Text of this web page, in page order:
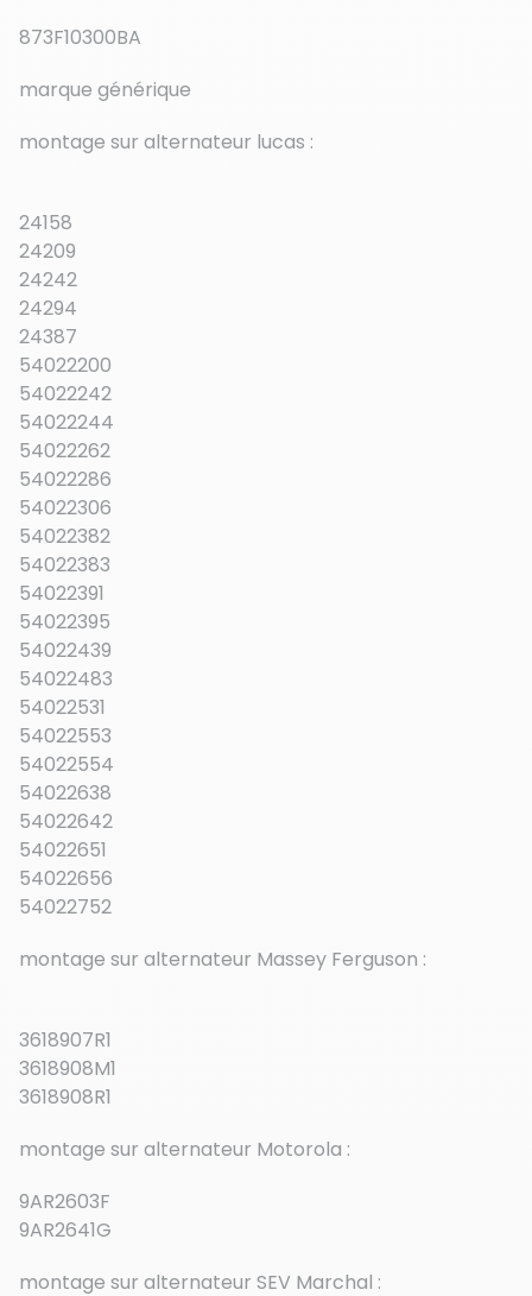
873F10300BA
marque générique
montage sur alternateur lucas :
24158
24209
24242
24294
24387
54022200
54022242
54022244
54022262
54022286
54022306
54022382
54022383
54022391
54022395
54022439
54022483
54022531
54022553
54022554
54022638
54022642
54022651
54022656
54022752
montage sur alternateur Massey Ferguson :
3618907R1
3618908M1
3618908R1
montage sur alternateur Motorola :
9AR2603F
9AR2641G
montage sur alternateur SEV Marchal :